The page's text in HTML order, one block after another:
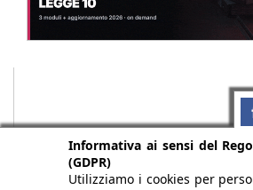
Informativa ai sensi del
(GDPR)
Utilizziamo i cookies per